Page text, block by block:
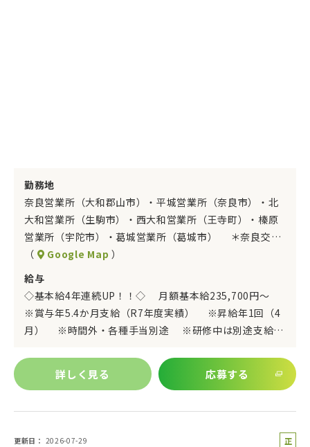
勤務地
奈良営業所（大和郡山市）・平城営業所（奈良市）・北
大和営業所（生駒市）・西大和営業所（王寺町）・榛原
営業所（宇陀市）・葛城営業所（葛城市） ＊奈良交…
（
Google Map ）
給与
◇基本給4年連続UP！！◇ 月額基本給235,700円～
※賞与年5.4か月支給（R7年度実績） ※昇給年1回（4
月） ※時間外・各種手当別途 ※研修中は別途支給…
詳しく見る 応募する
更新日 2026-07-29
正